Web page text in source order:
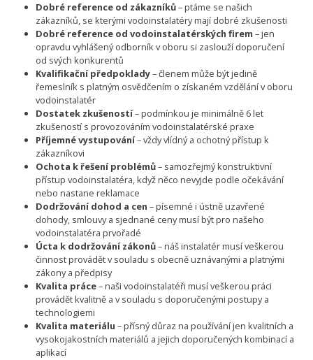
Dobré reference od zákazníků– ptáme se našich
zákazníků, se kterými vodoinstalatéry mají dobré zkušenosti
Dobré reference od vodoinstalatérských firem – jen
opravdu vyhlášený odborník v oboru si zaslouží doporučení
od svých konkurentů
Kvalifikační předpoklady– členem může být jedině
řemeslník s platným osvědčením o získaném vzdělání v oboru
vodoinstalatér
Dostatek zkušeností– podmínkou je minimálně 6 let
zkušeností s provozováním vodoinstalatérské praxe
Příjemné vystupování– vždy vlídný a ochotný přístup k
zákazníkovi
Ochota k řešení problémů– samozřejmý konstruktivní
přístup vodoinstalatéra, když něco nevyjde podle očekávání
nebo nastane reklamace
Dodržování dohod a cen – písemné i ústně uzavřené
dohody, smlouvy a sjednané ceny musí být pro našeho
vodoinstalatéra prvořadé
Úcta k dodržování zákonů– náš instalatér musí veškerou
činnost provádět v souladu s obecně uznávanými a platnými
zákony a předpisy
Kvalita práce– naši vodoinstalatéři musí veškerou práci
provádět kvalitně a v souladu s doporučenými postupy a
technologiemi
Kvalita materiálu – přísný důraz na používání jen kvalitních a
vysokojakostních materiálů a jejich doporučených kombinací a
aplikací